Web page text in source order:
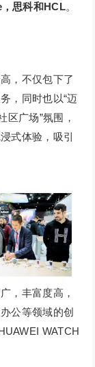
思科和HCL。
，不仅包下了
，同时也以“迈
区广场”氛围，
式体验，吸引
，丰富度高，
公等领域的创
WATCH